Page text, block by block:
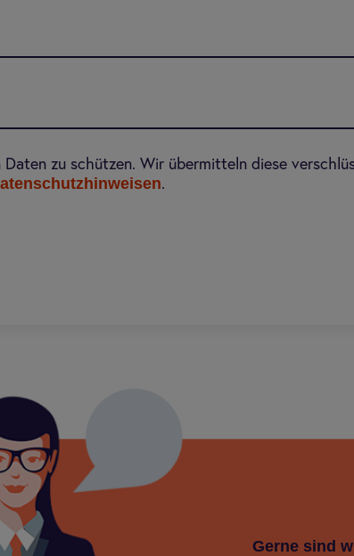
zu schützen. Wir übermitteln diese
.
Gerne sind